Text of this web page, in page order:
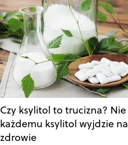
Czy ksylitol to trucizna? Nie
każdemu ksylitol wyjdzie na
zdrowie